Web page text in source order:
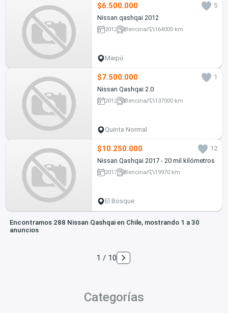
$6.500.000
5
Nissan qashqai 2012
2012 Bencina 164000 km
Maipú
$7.500.000
1
Nissan Qashqai 2.0
2012 Bencina 137000 km
Quinta Normal
$10.250.000
12
Nissan Qashqai 2017 - 20 mil kilómetros
2017 Bencina 19970 km
El Bosque
Encontramos 288 Nissan Qashqai en Chile, mostrando 1 a 30
anuncios
1 / 10
Categorías